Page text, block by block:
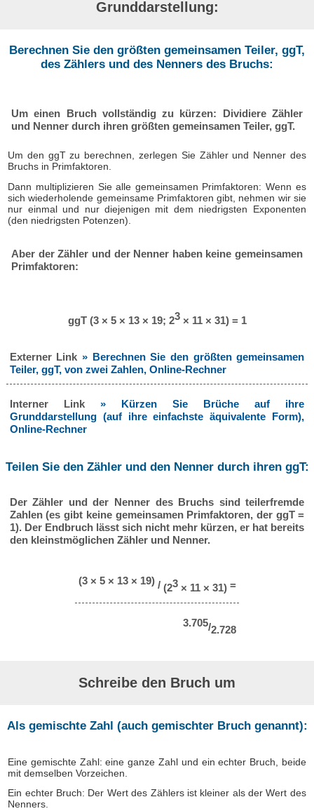
Grunddarstellung:
Berechnen Sie den größten gemeinsamen Teiler, ggT,
des Zählers und des Nenners des Bruchs:
Um einen Bruch vollständig zu kürzen: Dividiere Zähler
und Nenner durch ihren größten gemeinsamen Teiler, ggT.
Um den ggT zu berechnen, zerlegen Sie Zähler und Nenner des
Bruchs in Primfaktoren.
Dann multiplizieren Sie alle gemeinsamen Primfaktoren: Wenn es
sich wiederholende gemeinsame Primfaktoren gibt, nehmen wir sie
nur einmal und nur diejenigen mit dem niedrigsten Exponenten
(den niedrigsten Potenzen).
Aber der Zähler und der Nenner haben keine gemeinsamen
Primfaktoren:
ggT (3 × 5 × 13 × 19; 23× 11 × 31) = 1
Externer Link» Berechnen Sie den größten gemeinsamen
Teiler, ggT, von zwei Zahlen, Online-Rechner
Interner Link » Kürzen Sie Brüche auf ihre
Grunddarstellung (auf ihre einfachste äquivalente Form),
Online-Rechner
Teilen Sie den Zähler und den Nenner durch ihren ggT:
Der Zähler und der Nenner des Bruchs sind teilerfremde
Zahlen (es gibt keine gemeinsamen Primfaktoren, der ggT =
1). Der Endbruch lässt sich nicht mehr kürzen, er hat bereits
den kleinstmöglichen Zähler und Nenner.
(3 × 5 × 13 × 19)/ (23× 11 × 31)=
3.705/2.728
Schreibe den Bruch um
Als gemischte Zahl (auch gemischter Bruch genannt):
Eine gemischte Zahl: eine ganze Zahl und ein echter Bruch, beide
mit demselben Vorzeichen.
Ein echter Bruch: Der Wert des Zählers ist kleiner als der Wert des
Nenners.